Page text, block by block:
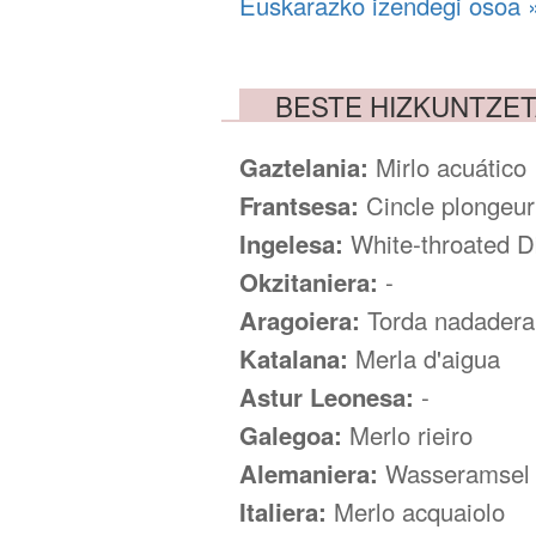
BESTE
Gaztelania: Mirlo acuático
Frantsesa: Cincle plongeur
Ingelesa: White-throated
Okzitaniera: -
Aragoiera: Torda nadadera
Katalana: Merla d'aigua
Astur Leonesa: -
Galegoa: Merlo rieiro
Alemaniera: Wasseramsel
Italiera: Merlo acquaiolo